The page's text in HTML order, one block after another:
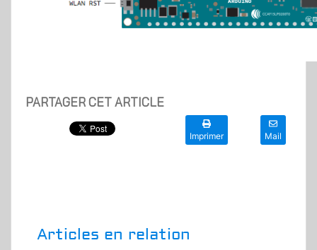
PARTAGER CET ARTICLE
Imprimer Mail
Articles en relation